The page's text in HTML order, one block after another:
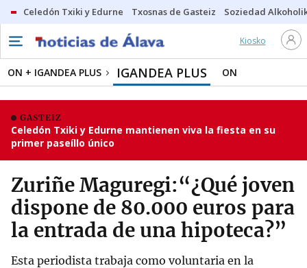
Celedón Txiki y Edurne Txosnas de Gasteiz Soziedad
Kiosko
ON + IGANDEA PLUS IGANDEA PLUS ON
GASTEIZ
Celedón Txiki y Edurne mantienen viva la fiesta en su
primer paseíllo único
Zuriñe Maguregi:“¿Qué joven
dispone de 80.000 euros para
la entrada de una hipoteca?”
Esta periodista trabaja como voluntaria en la